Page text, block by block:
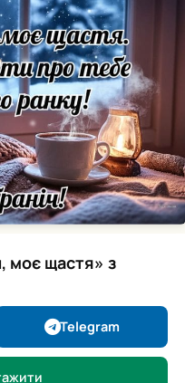
моє щастя» з
Telegram